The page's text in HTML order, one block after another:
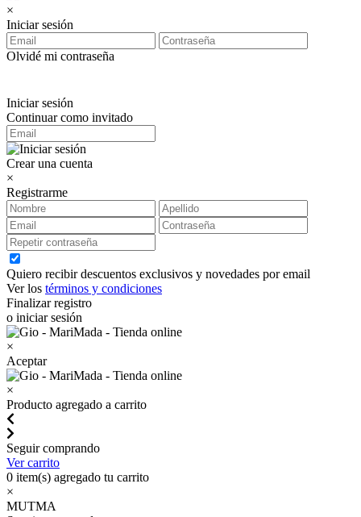
×
Iniciar sesión
Olvidé mi contraseña
Iniciar sesión
Continuar como invitado
Crear una cuenta
×
Registrarme
Quiero recibir descuentos exclusivos y novedades por email
Ver los términos y condiciones
Finalizar registro
o iniciar sesión
×
Aceptar
×
Producto agregado a carrito
Seguir comprando
Ver carrito
0 item(s) agregado tu carrito
×
MUTMA